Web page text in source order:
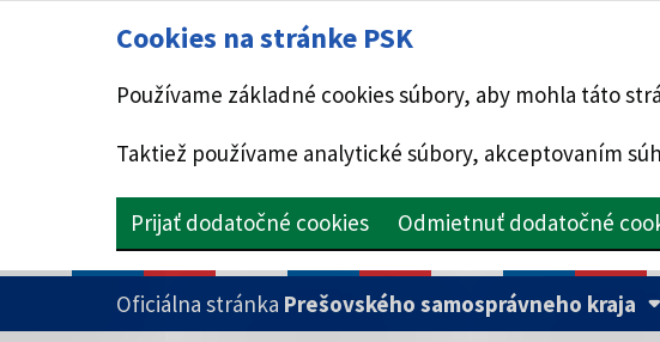
Cookies na stránke PSK
Používame základné cookies súbory, aby mohla táto
Taktiež používame analytické súbory, akceptovaním
Prijať dodatočné cookies Odmietnuť dodatočné
PRESKOČIŤ NA HLAVNÝ OBSAH
Oficiálna stránka Prešovského samosprávneho kraja